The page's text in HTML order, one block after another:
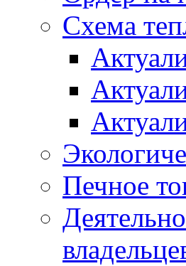
Схема
Печное